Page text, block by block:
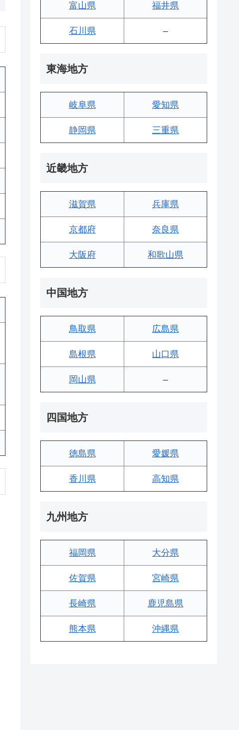
富山県 福井県
石川県 –
東海地方
岐阜県 愛知県
静岡県 三重県
近畿地方
滋賀県 兵庫県
京都府 奈良県
大阪府 和歌山県
中国地方
鳥取県 広島県
島根県 山口県
岡山県 –
四国地方
徳島県 愛媛県
香川県 高知県
九州地方
福岡県 大分県
佐賀県 宮崎県
長崎県 鹿児島県
熊本県 沖縄県